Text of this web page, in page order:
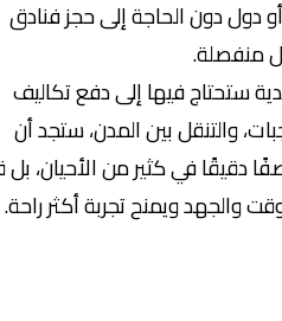
دون الحاجة إلى حجز فنادق
فيها إلى دفع تكاليف
والتنقل بين المدن، ستجد أن
في كثير من الأحيان، بل قد
ويمنح تجربة أكثر راحة.